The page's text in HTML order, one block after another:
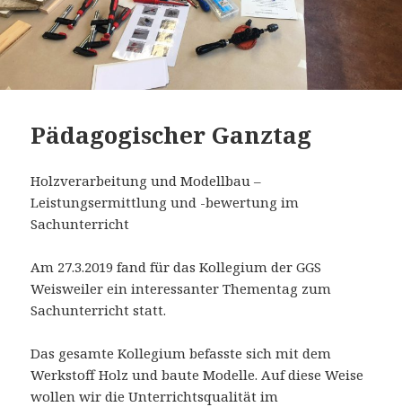
Pädagogischer Ganztag
Holzverarbeitung und Modellbau –
Leistungsermittlung und -bewertung im
Sachunterricht
Am 27.3.2019 fand für das Kollegium der GGS
Weisweiler ein interessanter Thementag zum
Sachunterricht statt.
Das gesamte Kollegium befasste sich mit dem
Werkstoff Holz und baute Modelle. Auf diese Weise
wollen wir die Unterrichtsqualität im